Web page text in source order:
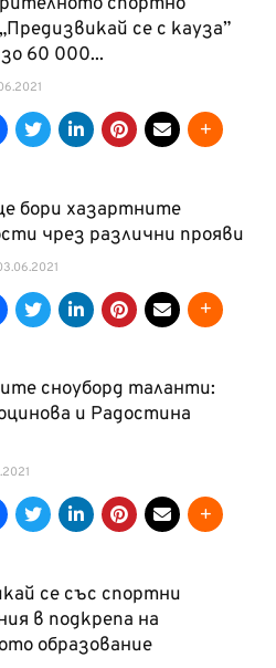
се с кауза”
60 000...
бори хазартните
чрез различни прояви
сноуборд таланти:
и Радостина
се със спортни
в подкрепа на
образование